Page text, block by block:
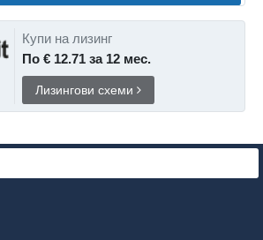
Купи на лизинг
По € 12.71 за 12 мес.
Лизингови схеми